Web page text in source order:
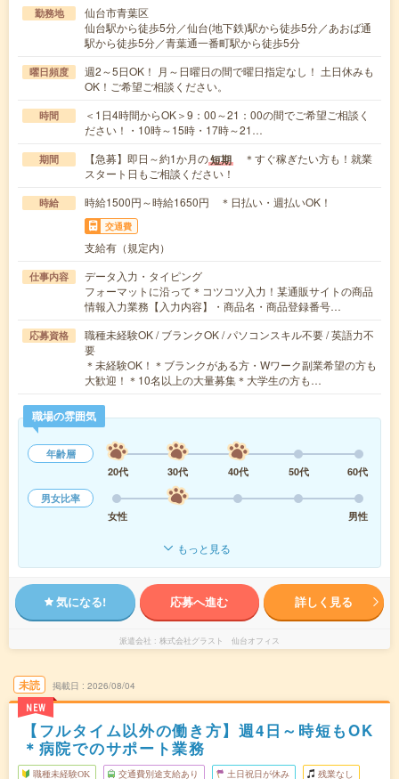
勤務地
仙台市青葉区
仙台駅から徒歩5分／仙台(地下鉄)駅から徒歩5分／あおば通
駅から徒歩5分／青葉通一番町駅から徒歩5分
曜日頻度
週2～5日OK！ 月～日曜日の間で曜日指定なし！ 土日休みも
OK！ご希望ご相談ください。
時間
＜1日4時間からOK＞9：00～21：00の間でご希望ご相談く
ださい！・10時～15時・17時～21…
期間 【急募】即日～約1か月の短期
＊すぐ稼ぎたい方も！就業
スタート日もご相談ください！
時給 時給1500円～時給1650円 ＊日払い・週払いOK！
交通費
支給有（規定内）
仕事内容
データ入力・タイピング
フォーマットに沿って＊コツコツ入力！某通販サイトの商品
情報入力業務【入力内容】・商品名・商品登録番号…
応募資格
職種未経験OK / ブランクOK / パソコンスキル不要 / 英語力不
要
＊未経験OK！＊ブランクがある方・Wワーク副業希望の方も
大歓迎！＊10名以上の大量募集＊大学生の方も…
職場の雰囲気
年齢層
20代
30代 40代 50代
60代
男女比率
女性
男性
もっと見る
気になる! 応募へ進む 詳しく見る
派遣会社 株式会社グラスト 仙台オフィス
未読
NEW
掲載日 2026/08/04
【フルタイム以外の働き方】週4日～時短もOK
＊病院でのサポート業務
職種未経験OK 交通費別途支給あり 土日祝日が休み 残業なし